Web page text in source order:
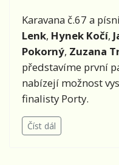
Karavana č.67 a
Lenk, Hynek Kočí,
Pokorný, Zuzana
představíme první
nabízejí možnost
finalisty Porty.
Číst dál